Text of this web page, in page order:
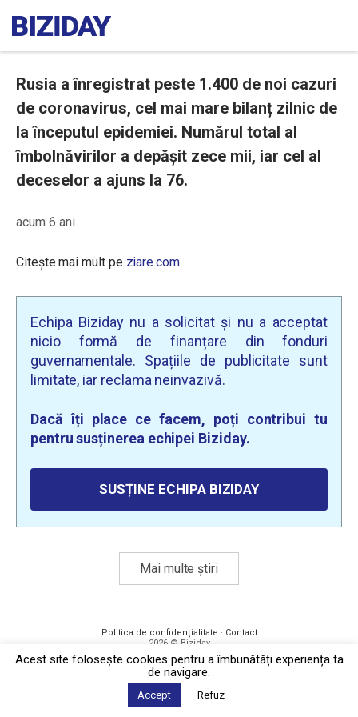
Rusia a înregistrat peste 1.400 de noi cazuri
de coronavirus, cel mai mare bilanț zilnic de
la începutul epidemiei. Numărul total al
îmbolnăvirilor a depășit zece mii, iar cel al
deceselor a ajuns la 76.
acum 6 ani
Citește mai mult pe ziare.com
Echipa Biziday nu a solicitat și nu a acceptat
nicio formă de finanțare din fonduri
guvernamentale. Spațiile de publicitate sunt
limitate, iar reclama neinvazivă.
Dacă îți place ce facem, poți contribui tu
pentru susținerea echipei Biziday.
SUSȚINE ECHIPA BIZIDAY
Mai multe știri
Politica de confidențialitate · Contact
2026 © Biziday
Acest site foloseşte cookies pentru a îmbunătăți experiența ta
de navigare.
Accept Refuz